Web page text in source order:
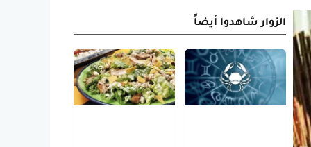
الزوار شاهدوا أيضاً